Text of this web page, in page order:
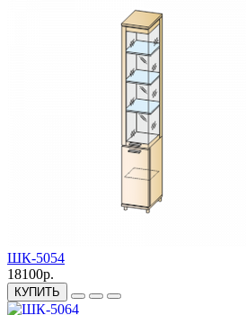
ШК-5054
18100р.
КУПИТЬ